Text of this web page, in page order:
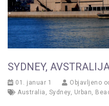
SYDNEY,
01. januar 1
Objavljeno
Australia , Sydney, Urban,